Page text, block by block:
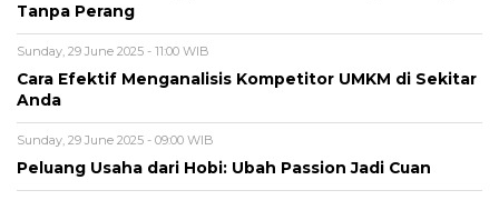
Tanpa Perang
Sunday, 29 June 2025 - 11:00 WIB
Cara Efektif Menganalisis Kompetitor UMKM di Sekitar
Anda
Sunday, 29 June 2025 - 09:00 WIB
Peluang Usaha dari Hobi: Ubah Passion Jadi Cuan